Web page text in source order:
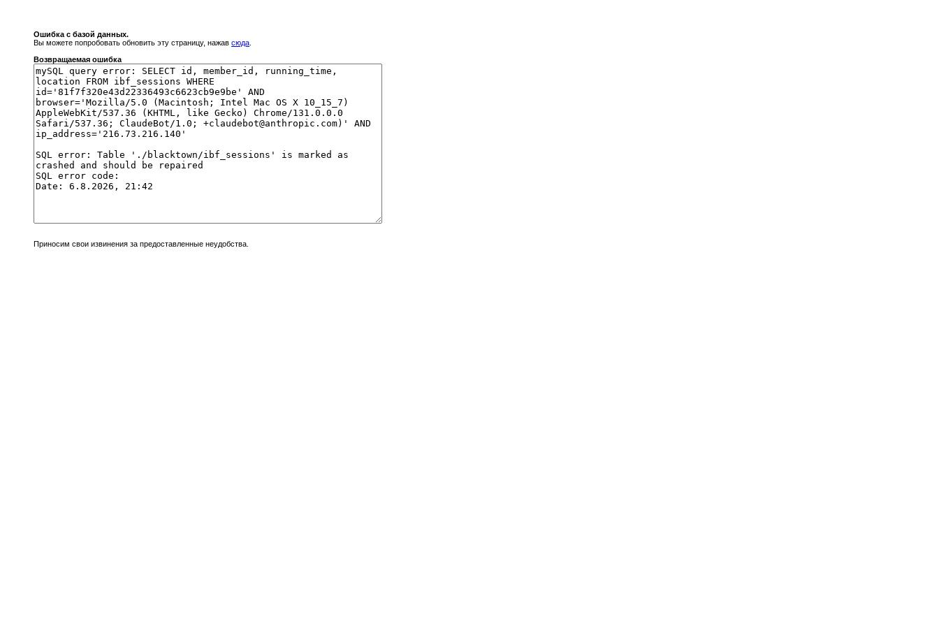
Ошибка с базой данных.
Вы можете попробовать обновить эту страницу, нажав сюда
Возвращаемая ошибка
Приносим свои извинения за предоставленные неудобства.